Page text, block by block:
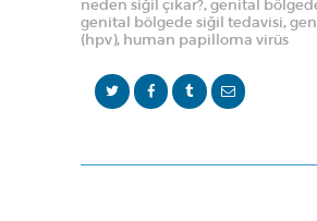
neden siğil çıkar?,genital
genital bölgede siğil tedavisi,
(hpv), human papilloma virüs